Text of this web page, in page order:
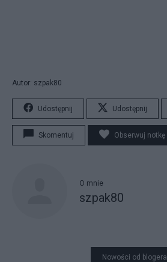
Autor: szpak80
Udostępnij Udostępnij
Skomentuj Obserwuj notkę
O mnie
szpak80
Nowości od blogera